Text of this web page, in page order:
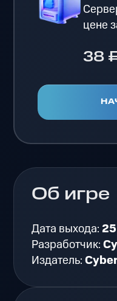
цене
38
Об игре
Дата выхода:
Разработчик:
Издатель: